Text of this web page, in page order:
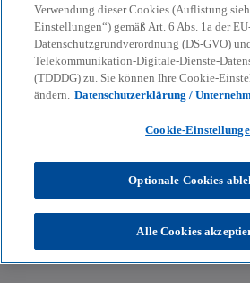
Franz Kirch
Partner, Tax
KPMG AG
Verwendung dieser Cookies (Auflistung
Einstellungen“) gemäß Art. 6 Abs. 1a der
Datenschutzgrundverordnung (DS-GVO)
Telekommunikation-Digitale-Dienste-
(TDDDG) zu. Sie können Ihre Cookie-
ändern. Datenschutzerklärung /
Cookie-
Optionale Cookies
Alle Cookies